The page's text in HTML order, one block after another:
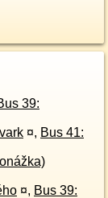
39:
¤, Bus 41:
¤, Bus 39: